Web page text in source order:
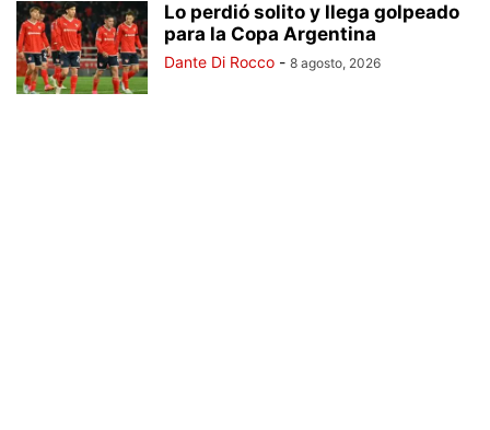
Lo perdió solito y llega golpeado
para la Copa Argentina
Dante Di Rocco - 8 agosto, 2026